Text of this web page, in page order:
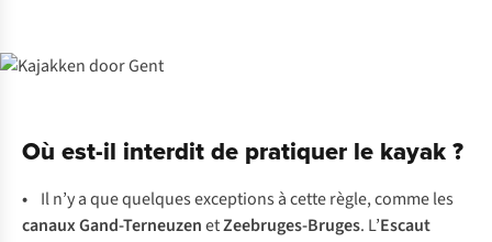
Où est-il interdit de pratiquer le kayak ?
• Iln’yaquequelquesexceptions àcetterègle,commeles
canauxGand-TerneuzenetZeebruges-Bruges. L’Escaut